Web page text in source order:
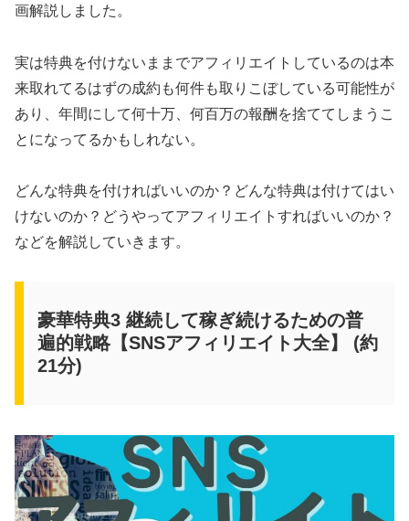
画解説しました。
実は特典を付けないままでアフィリエイトしているのは本
来取れてるはずの成約も何件も取りこぼしている可能性が
あり、年間にして何十万、何百万の報酬を捨ててしまうこ
とになってるかもしれない。
どんな特典を付ければいいのか？どんな特典は付けてはい
けないのか？どうやってアフィリエイトすればいいのか？
などを解説していきます。
豪華特典3 継続して稼ぎ続けるための普
遍的戦略【SNSアフィリエイト大全】 (約
21分)